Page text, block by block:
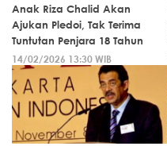
Anak Riza Chalid Akan
Ajukan Pledoi, Tak Terima
Tuntutan Penjara 18 Tahun
14/02/2026 13:30 WIB